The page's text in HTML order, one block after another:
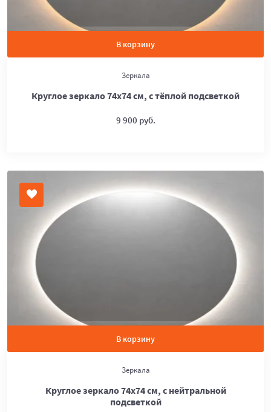
В корзину
Зеркала
Круглое зеркало 74х74 см, с тёплой подсветкой
9 900 руб.
В корзину
Зеркала
Круглое зеркало 74х74 см, с нейтральной
подсветкой